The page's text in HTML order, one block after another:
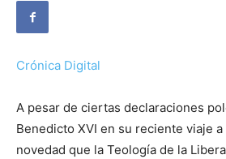
Crónica Digital
A pesar de ciertas declaraciones
Benedicto XVI en su reciente viaje
novedad que la Teología de la